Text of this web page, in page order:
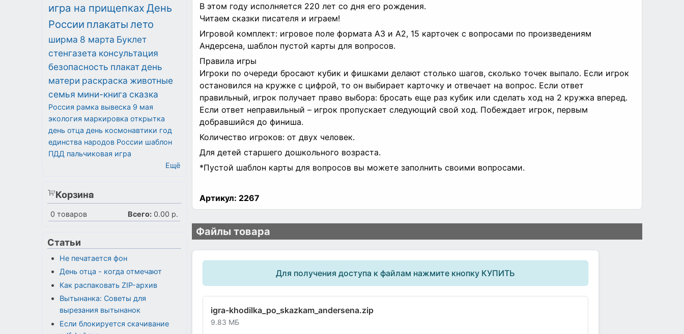
В этом году исполняется 220 лет со дня его рождения.
Читаем сказки писателя и играем!
Игровой комплект: игровое поле формата А3 и А2, 15 карточек с вопросами по произведениям
Андерсена, шаблон пустой карты для вопросов.
Правила игры
Игроки по очереди бросают кубик и фишками делают столько шагов, сколько точек выпало. Если игрок
остановился на кружке с цифрой, то он выбирает карточку и отвечает на вопрос. Если ответ
правильный, игрок получает право выбора: бросать еще раз кубик или сделать ход на 2 кружка вперед.
Если ответ неправильный – игрок пропускает следующий свой ход. Побеждает игрок, первым
добравшийся до финиша.
Количество игроков: от двух человек.
Для детей старшего дошкольного возраста.
*Пустой шаблон карты для вопросов вы можете заполнить своими вопросами.
Артикул: 2267
Файлы товара
Для получения доступа к файлам нажмите кнопку КУПИТЬ
igra-khodilka_po_skazkam_andersena.zip
9.83 МБ
игра на прищепках День
России плакаты лето
ширма 8 марта Буклет
стенгазета консультация
безопасность плакатдень
матери раскраска животные
семья мини-книга сказка
Россия рамка вывеска 9 мая
экология маркировка открытка
день отца день космонавтики год
единства народов России шаблон
ПДД пальчиковая игра
Ещё
Корзина
0 товаров Всего: 0.00 р.
Статьи
Не печатается фон
День отца - когда отмечают
Как распаковать ZIP-архив
Вытынанка: Советы для
вырезания вытынанок
Если блокируется скачивание